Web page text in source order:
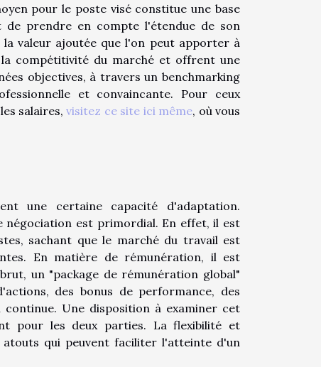
pour le poste visé constitue une base
de prendre en compte l'étendue de son
valeur ajoutée que l'on peut apporter à
compétitivité du marché et offrent une
objectives, à travers un benchmarking
et convaincante. Pour ceux
salaires,visitez ce site ici même, où vous
une certaine capacité d'adaptation.
négociation est primordial. En effet, il est
sachant que le marché du travail est
En matière de rémunération, il est
un "package de rémunération global"
des bonus de performance, des
Une disposition à examiner cet
pour les deux parties. La flexibilité et
qui peuvent faciliter l'atteinte d'un